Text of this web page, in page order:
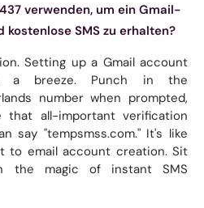
verwenden, um ein Gmail-
kostenlose SMS zu erhalten?
Setting up a Gmail account
breeze. Punch in the
number when prompted,
that all-important verification
say "tempsmss.com." It's like
to email account creation. Sit
the magic of instant SMS